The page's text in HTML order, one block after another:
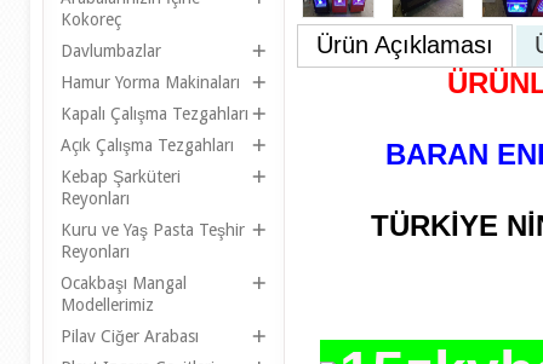
Ürün Açıklaması
BARAN
TÜRKİYE
Kokoreç
Davlumbazlar
Hamur Yorma Makinaları
Kapalı Çalışma Tezgahları
Açık Çalışma Tezgahları
Kebap Şarküteri
Reyonları
Kuru ve Yaş Pasta Teşhir
Reyonları
Ocakbaşı Mangal
Modellerimiz
Pilav Ciğer Arabası